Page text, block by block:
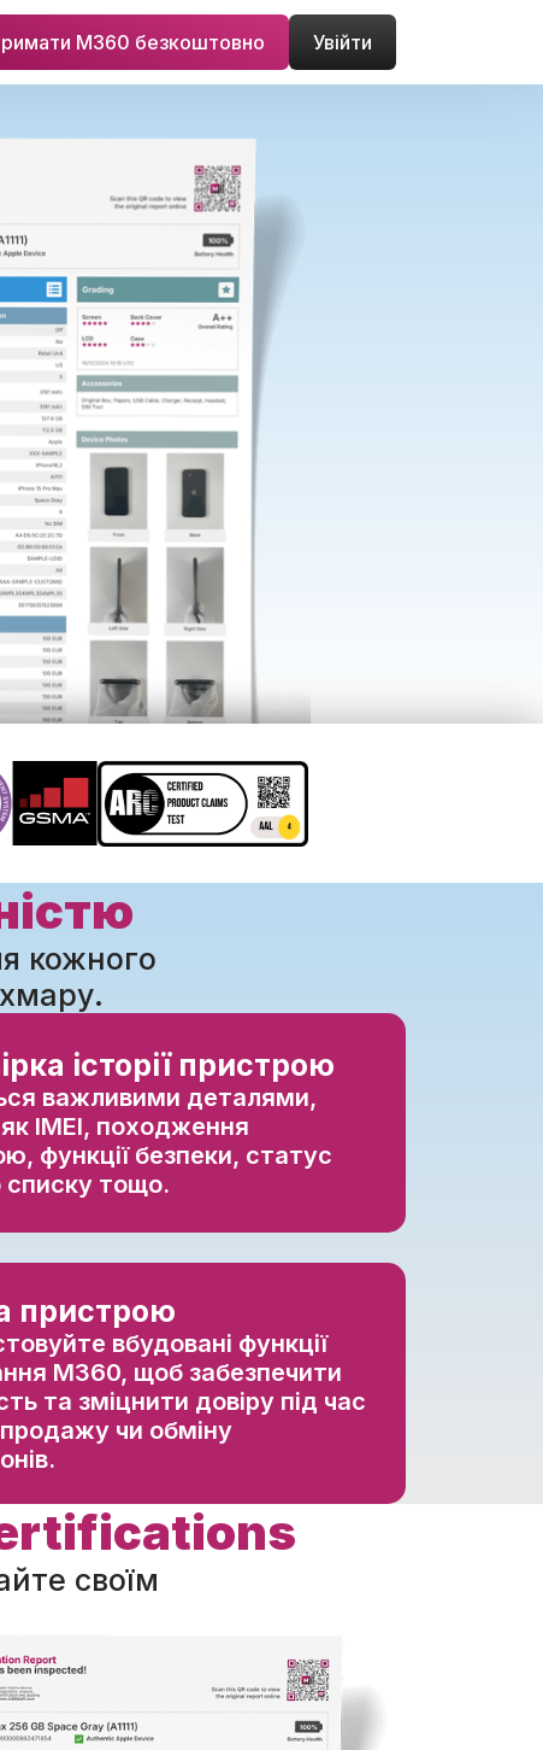
M360 безкоштовно Увійти
кожного
історії пристрою
важливими деталями,
IMEI, походження
функції безпеки, статус
списку тощо.
пристрою
вбудовані функції
M360, щоб забезпечити
та зміцнити довіру під час
продажу чи обміну
своїм